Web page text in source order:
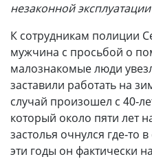
незаконной
К сотрудникам полиции
мужчина с просьбой о
малознакомые люди
заставили работать на
случай произошел с 40-
который около пяти лет
застолья очнулся где-то
эти годы он фактически